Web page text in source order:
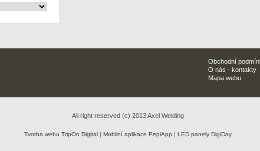
Obchodní
O nás - kontakty
Mapa webu
All right reserved (c) 2013 Axel Welding
Tvorba webu TripOn Digital | Mobilní aplikace PepiApp | LED panely DigiDay